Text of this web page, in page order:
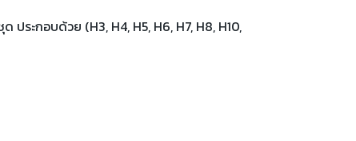
ระกอบด้วย (H3, H4, H5, H6, H7, H8, H10,